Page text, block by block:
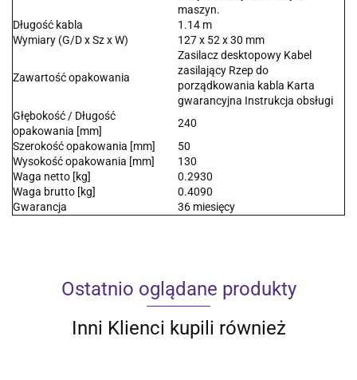
maszyn.
Długość kabla
1.14 m
Wymiary (G/D x Sz x W)
127 x 52 x 30 mm
Zawartość opakowania
Zasilacz desktopowy Kabel
zasilający Rzep do
porządkowania kabla Karta
gwarancyjna Instrukcja obsługi
Głębokość / Długość
opakowania [mm]
240
Szerokość opakowania [mm]
50
Wysokość opakowania [mm]
130
Waga netto [kg]
0.2930
Waga brutto [kg]
0.4090
Gwarancja
36 miesięcy
Ostatnio oglądane produkty
Inni Klienci kupili również